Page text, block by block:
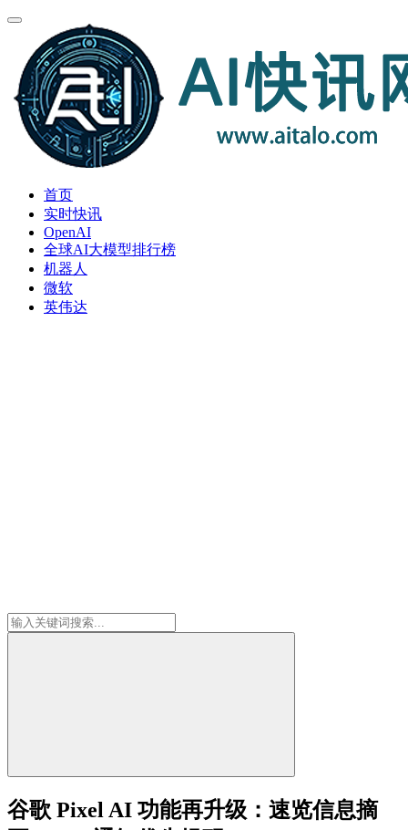
首页
实时快讯
OpenAI
全球AI大模型排行榜
机器人
微软
英伟达
谷歌 Pixel AI 功能再升级：速览信息摘